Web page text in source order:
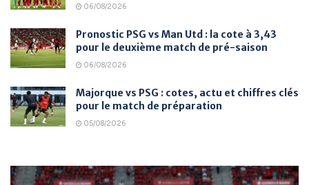
06/08/2026
Pronostic PSG vs Man Utd : la cote à 3,43
pour le deuxième match de pré-saison
06/08/2026
Majorque vs PSG : cotes, actu et chiffres clés
pour le match de préparation
05/08/2026